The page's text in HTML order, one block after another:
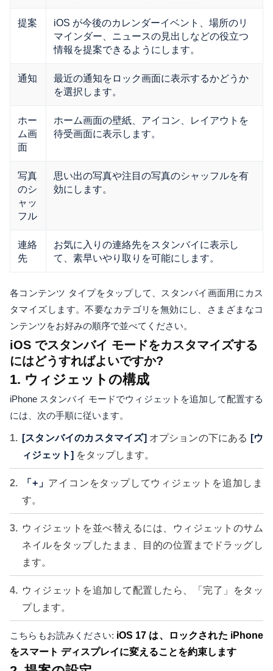
提案
iOS が今後のカレンダーイベント、場所のリ
マインダー、ニュースの見出しなどの役立つ
情報を提案できるようにします。
通知
最近の通知をロック画面に表示するかどうか
を選択します。
ホー
ム画
面
ホーム画面の壁紙、アイコン、レイアウトを
待受画面に表示します。
写真
のシ
ャッ
フル
思い出の写真や注目の写真のシャッフルを有
効にします。
連絡
先
お気に入りの連絡先をスタンバイに表示し
て、素早いやり取りを可能にします。
各コンテンツ タイプをタップして、スタンバイ画面用にカス
タマイズします。不要なカテゴリを無効にし、さまざまなコ
ンテンツをお好みの順序で並べてください。
iOS でスタンバイ モードをカスタマイズする
にはどうすればよいですか?
1. ウィジェットの構成
iPhone スタンバイ モードでウィジェットを追加して配置する
には、次の手順に従います。
[スタンバイのカスタマイズ] オプションの下にある [ウ
ィジェット] をタップします。
「+」 アイコンをタップしてウィジェットを追加しま
す。
ウィジェットを並べ替えるには、ウィジェットのサム
ネイルをタップしたまま、目的の位置までドラッグし
ます。
ウィジェットを追加して配置したら、「完了」をタッ
プします。
こちらもお読みください: iOS 17 は、ロックされた iPhone
をスマート ディスプレイに変えることを約束します